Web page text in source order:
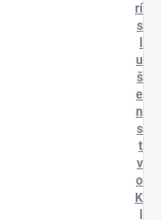
rí
s
u
š
e
n
s
t
v
o
K